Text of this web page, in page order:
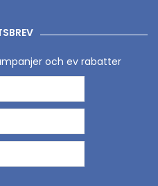
och ev rabatter